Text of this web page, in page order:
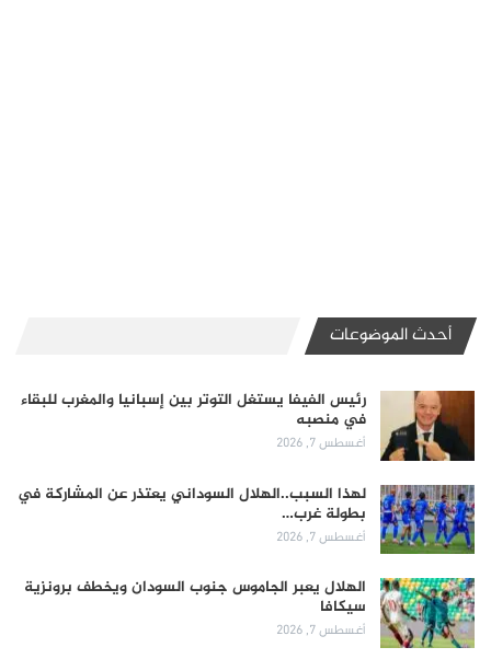
أحدث الموضوعات
رئيس الفيفا يستغل التوتر بين إسبانيا والمغرب للبقاء
في منصبه
أغسطس 7, 2026
لهذا السبب..الهلال السوداني يعتذر عن المشاركة في
بطولة غرب…
أغسطس 7, 2026
الهلال يعبر الجاموس جنوب السودان ويخطف برونزية
سيكافا
أغسطس 7, 2026